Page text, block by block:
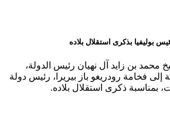
بوليفيا بذكرى استقلال بلاده
بن زايد آل نهيان رئيس الدولة،
إلى فخامة رودريغو باز بيريرا، رئيس دولة
بمناسبة ذكرى استقلال بلاده.